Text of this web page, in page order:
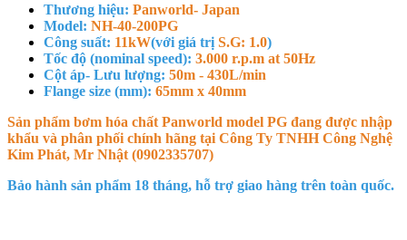
Thương hiệu: Panworld- Japan
Model: NH-40-200PG
Công suất: 11kW(với giá trị S.G: 1.0)
Tốc độ (nominal speed): 3.000 r.p.m at 50Hz
Cột áp- Lưu lượng: 50m - 430L/min
Flange size (mm): 65mm x 40mm
Sản phẩm bơm hóa chất Panworld model PG đang được nhập
khẩu và phân phối chính hãng tại Công Ty TNHH Công Nghệ
Kim Phát, Mr Nhật (0902335707)
Bảo hành sản phẩm 18 tháng, hỗ trợ giao hàng trên toàn quốc.